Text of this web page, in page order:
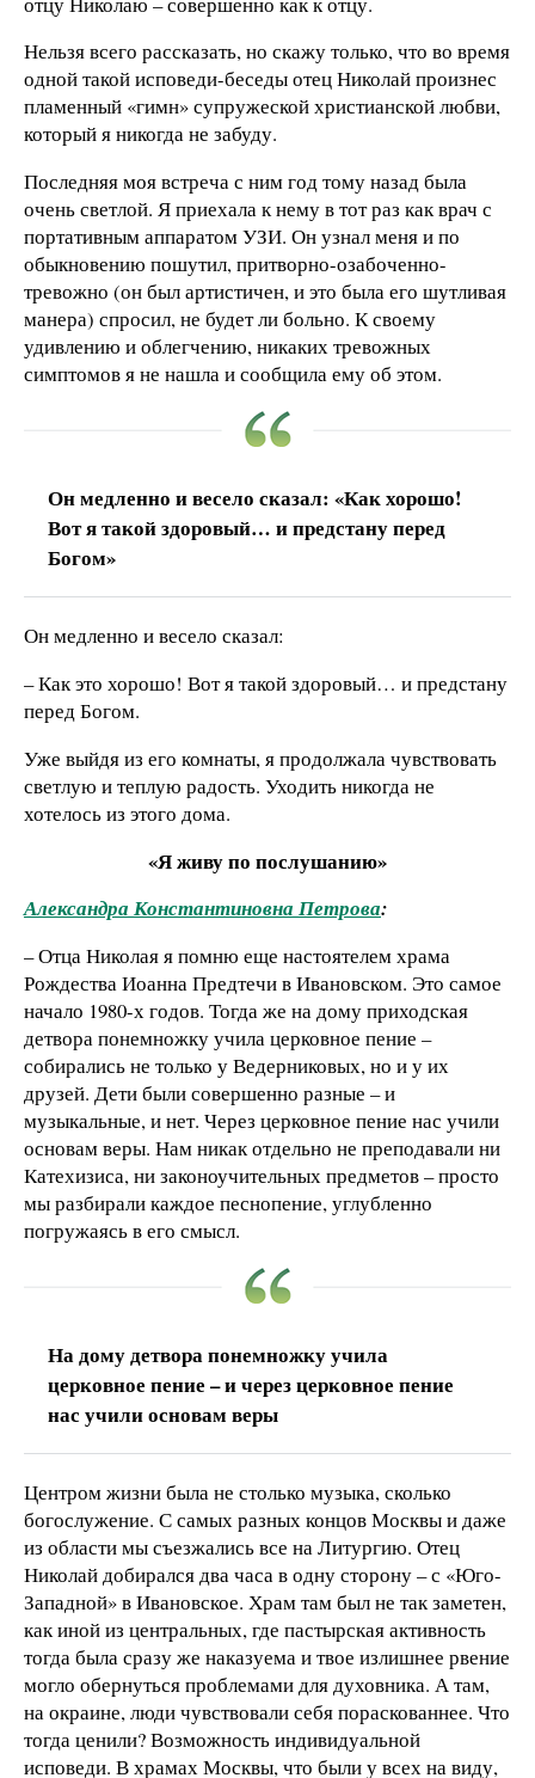
Нельзя всего рассказать, но скажу только, что во время
одной такой исповеди-беседы отец Николай произнес
пламенный «гимн» супружеской христианской любви,
который я никогда не забуду.
Последняя моя встреча с ним год тому назад была
очень светлой. Я приехала к нему в тот раз как врач с
портативным аппаратом УЗИ. Он узнал меня и по
обыкновению пошутил, притворно-озабоченно-
тревожно (он был артистичен, и это была его шутливая
манера) спросил, не будет ли больно. К своему
удивлению и облегчению, никаких тревожных
симптомов я не нашла и сообщила ему об этом.
Он медленно и весело сказал: «Как хорошо!
Вот я такой здоровый… и предстану перед
Богом»
Он медленно и весело сказал:
– Как это хорошо! Вот я такой здоровый… и предстану
перед Богом.
Уже выйдя из его комнаты, я продолжала чувствовать
светлую и теплую радость. Уходить никогда не
хотелось из этого дома.
«Я живу по послушанию»
Александра Константиновна Петрова:
– Отца Николая я помню еще настоятелем храма
Рождества Иоанна Предтечи в Ивановском. Это самое
начало 1980-х годов. Тогда же на дому приходская
детвора понемножку учила церковное пение –
собирались не только у Ведерниковых, но и у их
друзей. Дети были совершенно разные – и
музыкальные, и нет. Через церковное пение нас учили
основам веры. Нам никак отдельно не преподавали ни
Катехизиса, ни законоучительных предметов – просто
мы разбирали каждое песнопение, углубленно
погружаясь в его смысл.
На дому детвора понемножку учила
церковное пение – и через церковное пение
нас учили основам веры
Центром жизни была не столько музыка, сколько
богослужение. С самых разных концов Москвы и даже
из области мы съезжались все на Литургию. Отец
Николай добирался два часа в одну сторону – с «Юго-
Западной» в Ивановское. Храм там был не так заметен,
как иной из центральных, где пастырская активность
тогда была сразу же наказуема и твое излишнее рвение
могло обернуться проблемами для духовника. А там,
на окраине, люди чувствовали себя пораскованнее. Что
тогда ценили? Возможность индивидуальной
исповеди. В храмах Москвы, что были у всех на виду,